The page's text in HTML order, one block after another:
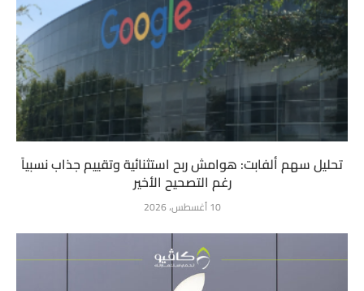
تحليل سهم ألفابت: هوامش ربح استثنائية وتقييم جذاب نسبياً
رغم التصحيح الأخير
10 أغسطس، 2026